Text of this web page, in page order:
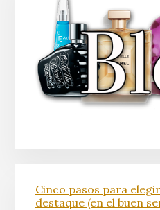
Cinco pasos para
destaque (en el buen